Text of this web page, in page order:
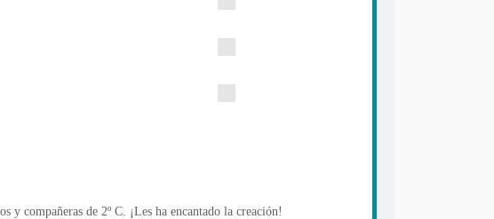
y compañeras de 2º C. ¡Les ha encantado la creación!